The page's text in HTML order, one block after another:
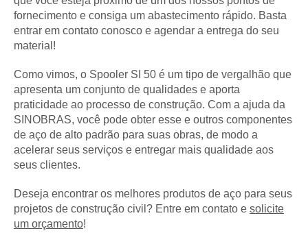
fornecimento e consiga um abastecimento rápido. Basta
entrar em contato conosco e agendar a entrega do seu
material!
Como vimos, o Spooler SI 50 é um tipo de vergalhão que
apresenta um conjunto de qualidades e aporta
praticidade ao processo de construção. Com a ajuda da
SINOBRAS, você pode obter esse e outros componentes
de aço de alto padrão para suas obras, de modo a
acelerar seus serviços e entregar mais qualidade aos
seus clientes.
Deseja encontrar os melhores produtos de aço para seus
projetos de construção civil? Entre em contato e solicite
um orçamento!